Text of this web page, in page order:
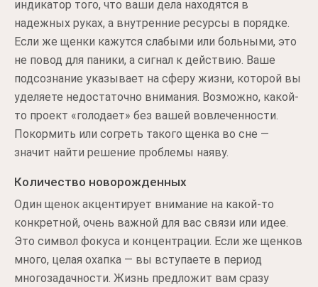
индикатор того, что ваши дела находятся в
надежных руках, а внутренние ресурсы в порядке.
Если же щенки кажутся слабыми или больными, это
не повод для паники, а сигнал к действию. Ваше
подсознание указывает на сферу жизни, которой вы
уделяете недостаточно внимания. Возможно, какой-
то проект «голодает» без вашей вовлеченности.
Покормить или согреть такого щенка во сне —
значит найти решение проблемы наяву.
Количество новорожденных
Один щенок акцентирует внимание на какой-то
конкретной, очень важной для вас связи или идее.
Это символ фокуса и концентрации. Если же щенков
много, целая охапка — вы вступаете в период
многозадачности. Жизнь предложит вам сразу